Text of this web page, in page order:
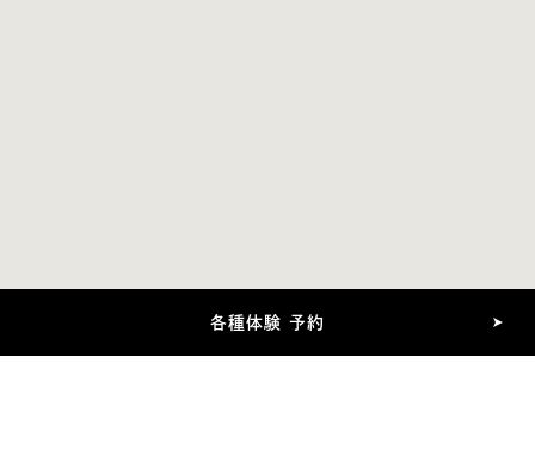
各種体験 予約